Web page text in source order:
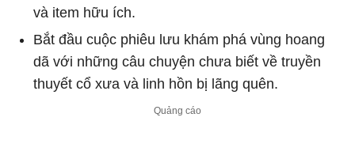
và item hữu ích.
Bắt đầu cuộc phiêu lưu khám phá vùng hoang
dã với những câu chuyện chưa biết về truyền
thuyết cổ xưa và linh hồn bị lãng quên.